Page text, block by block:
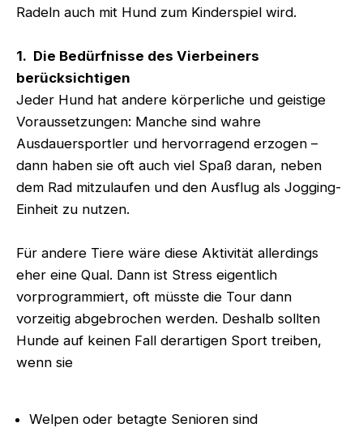
Radeln auch mit Hund zum Kinderspiel wird.
1. Die Bedürfnisse des Vierbeiners
berücksichtigen
Jeder Hund hat andere körperliche und geistige
Voraussetzungen: Manche sind wahre
Ausdauersportler und hervorragend erzogen –
dann haben sie oft auch viel Spaß daran, neben
dem Rad mitzulaufen und den Ausflug als Jogging-
Einheit zu nutzen.
Für andere Tiere wäre diese Aktivität allerdings
eher eine Qual. Dann ist Stress eigentlich
vorprogrammiert, oft müsste die Tour dann
vorzeitig abgebrochen werden. Deshalb sollten
Hunde auf keinen Fall derartigen Sport treiben,
wenn sie
Welpen oder betagte Senioren sind